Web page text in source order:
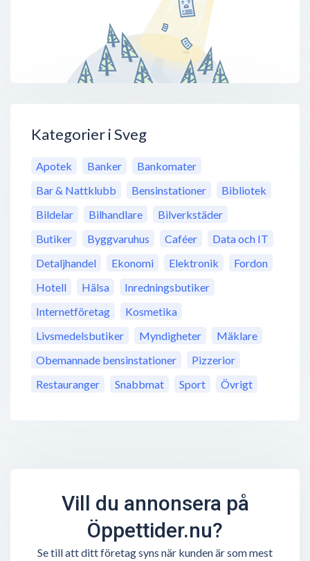
Kategorier i Sveg
Apotek Banker
Bankomater
Bar & Nattklubb
Bensinstationer
Bibliotek
Bildelar
Bilhandlare
Bilverkstäder
Butiker
Byggvaruhus Caféer
Data och IT
Detaljhandel
Ekonomi Elektronik
Fordon
Hotell
Hälsa
Inredningsbutiker
Internetföretag
Kosmetika
Livsmedelsbutiker
Myndigheter
Mäklare
Obemannade bensinstationer
Pizzerior
Restauranger
Snabbmat Sport Övrigt
Vill du annonsera på
Öppettider.nu?
Se till att ditt företag syns när kunden är som mest